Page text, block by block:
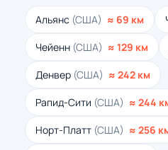
Альянс (США) ≈ 69 км
Чейенн (США) ≈ 129 км
Денвер (США) ≈ 242 км
Рапид-Сити (США) ≈ 244
Норт-Платт (США) ≈ 256